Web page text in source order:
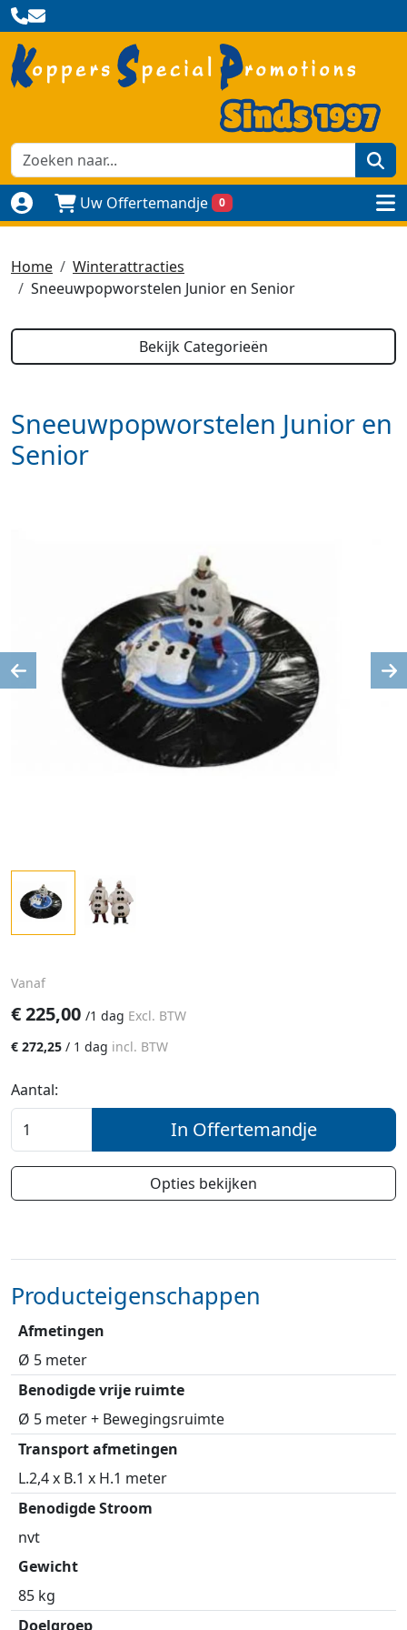
Naar login paginaUw Offertemandje 0
Home
Winterattracties
Sneeuwpopworstelen Junior en Senior
Bekijk Categorieën
Sneeuwpopworstelen Junior en
Senior
Vanaf
€225,00 /1 dag Excl. BTW
€ 272,25 / 1 dag incl. BTW
Aantal:
In Offertemandje
Opties bekijken
Previous
Producteigenschappen
Afmetingen
Ø 5 meter
Benodigde vrije ruimte
Ø 5 meter + Bewegingsruimte
Transport afmetingen
L.2,4 x B.1 x H.1 meter
Benodigde Stroom
nvt
Gewicht
85 kg
Doelgroep